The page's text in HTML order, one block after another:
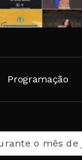
Programação
mês de julho